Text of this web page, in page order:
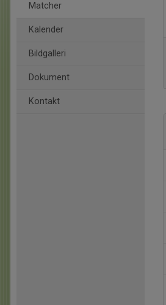
Matcher
Kalender
Bildgalleri
Dokument
Kontakt